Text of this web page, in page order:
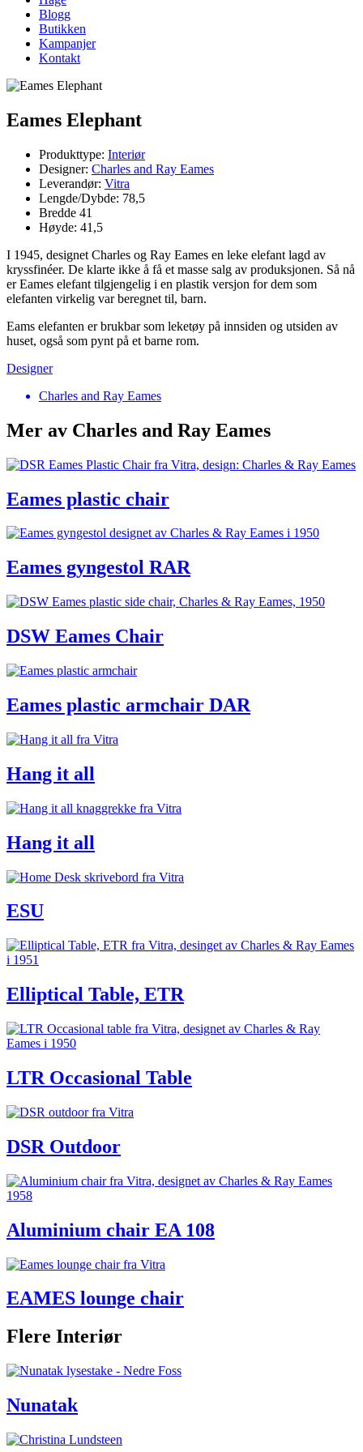
Blogg
Butikken
Kampanjer
Kontakt
Eames Elephant
Produkttype: Interiør
Designer: Charles and Ray Eames
Leverandør: Vitra
Lengde/Dybde: 78,5
Bredde 41
Høyde: 41,5
I 1945, designet Charles og Ray Eames en leke elefant lagd av
kryssfinéer. De klarte ikke å få et masse salg av produksjonen. Så nå
er Eames elefant tilgjengelig i en plastik versjon for dem som
elefanten virkelig var beregnet til, barn.
Eams elefanten er brukbar som leketøy på innsiden og utsiden av
huset, også som pynt på et barne rom.
Designer
Charles and Ray Eames
Mer av Charles and Ray Eames
Eames plastic chair
Eames gyngestol RAR
DSW Eames Chair
Eames plastic armchair DAR
Hang it all
Hang it all
ESU
Elliptical Table, ETR
LTR Occasional Table
DSR Outdoor
Aluminium chair EA 108
EAMES lounge chair
Flere Interiør
Nunatak